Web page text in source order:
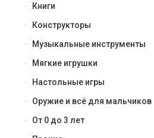
Книги
Конструкторы
Музыкальные инструменты
Мягкие игрушки
Настольные игры
Оружие и всё для мальчиков
От 0 до 3 лет